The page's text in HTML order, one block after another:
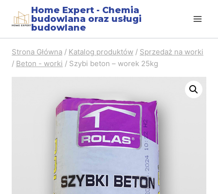
Home Expert - Chemia
budowlana oraz usługi
budowlane
Strona Główna / Katalog produktów / Sprzedaż na worki
/ Beton - worki / Szybi beton – worek 25kg